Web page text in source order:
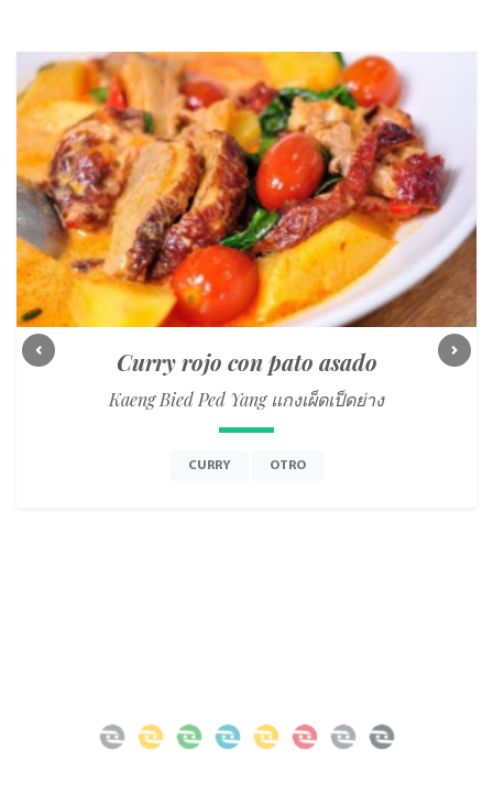
Curry rojo con pato asado
Kaeng Bied Ped Yang แกงเผ็ดเป็ดย่าง
CURRY OTRO
Previous Next